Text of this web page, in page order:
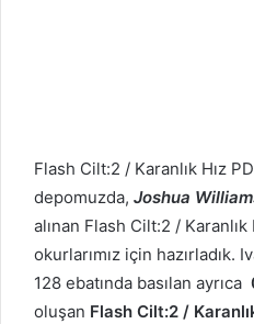
Flash Cilt:2 / Karanlık Hız
depomuzda, Joshua
alınan Flash Cilt:2 /
okurlarımız için hazırladık.
128 ebatında basılan ayrıca
oluşan Flash Cilt:2 /